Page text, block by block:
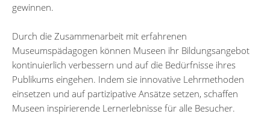
gewinnen.
Durch die Zusammenarbeit mit erfahrenen
Museumspädagogen können Museen ihr Bildungsangebot
kontinuierlich verbessern und auf die Bedürfnisse ihres
Publikums eingehen. Indem sie innovative Lehrmethoden
einsetzen und auf partizipative Ansätze setzen, schaffen
Museen inspirierende Lernerlebnisse für alle Besucher.